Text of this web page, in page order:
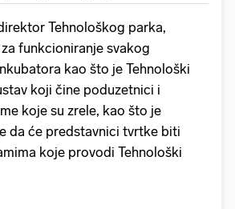
Tehnološkog parka,
funkcioniranje svakog
kao što je Tehnološki
koji čine poduzetnici i
koje su zrele, kao što je
da će predstavnici tvrtke biti
koje provodi Tehnološki